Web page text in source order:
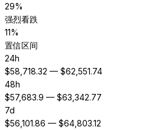
29%
强烈看跌
11%
置信区间
24h
$58,718.32 — $62,551.74
48h
$57,683.9 — $63,342.77
7d
$56,101.86 — $64,803.12